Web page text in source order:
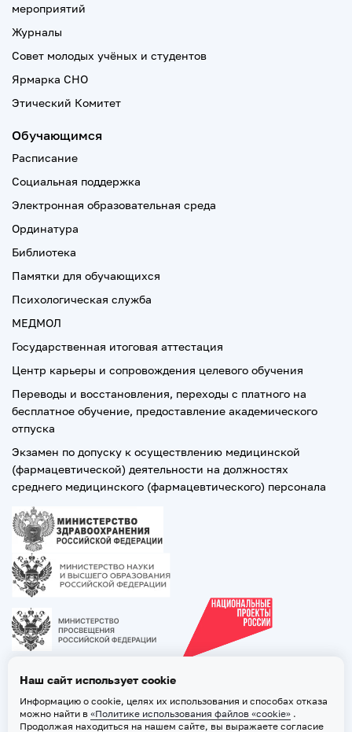
мероприятий
Журналы
Совет молодых учёных и студентов
Ярмарка СНО
Этический Комитет
Обучающимся
Расписание
Социальная поддержка
Электронная образовательная среда
Ординатура
Библиотека
Памятки для обучающихся
Психологическая служба
МЕДМОЛ
Государственная итоговая аттестация
Центр карьеры и сопровождения целевого обучения
Переводы и восстановления, переходы с платного на
бесплатное обучение, предоставление академического
отпуска
Экзамен по допуску к осуществлению медицинской
(фармацевтической) деятельности на должностях
среднего медицинского (фармацевтического) персонала
Наш сайт использует cookie
Информацию о cookie, целях их использования и способах отказа
можно найти в «Политике использования файлов «cookie» .
Продолжая находиться на нашем сайте, вы выражаете согласие